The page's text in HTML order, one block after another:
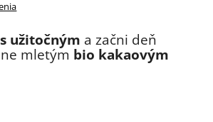
užitočným a začni deň
mletým bio kakaovým